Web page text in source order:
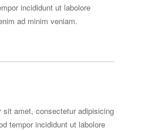
incididunt ut labolore
ad minim veniam.
sit amet, consectetur adipisicing
tempor incididunt ut labolore